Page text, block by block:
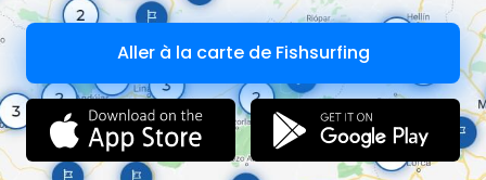
Aller à la carte de Fishsurfing